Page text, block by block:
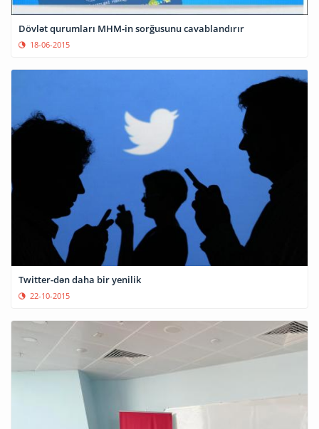
Dövlət qurumları MHM-in sorğusunu cavablandırır
18-06-2015
Twitter-dən daha bir yenilik
22-10-2015